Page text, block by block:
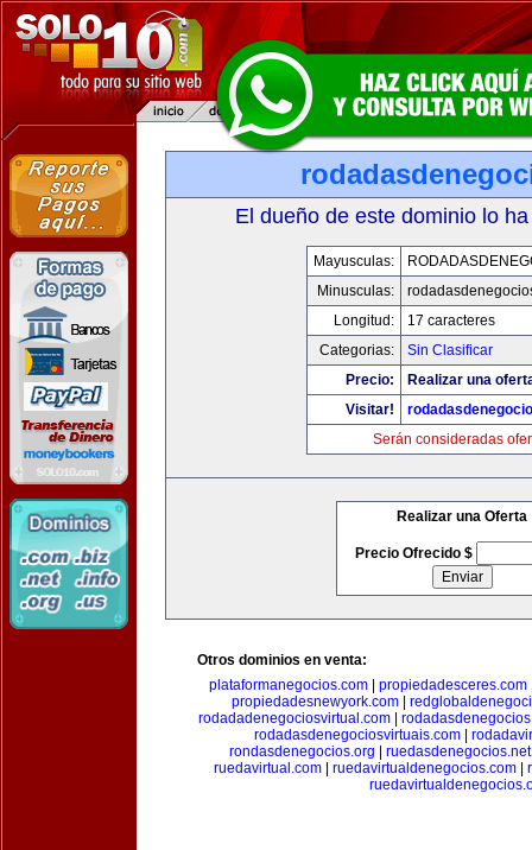
El dueño de este dominio lo
Mayusculas:
Minusculas:
Longitud:
17 caracteres
Categorias:
Sin Clasificar
Precio:
Realizar una
Visitar!
Serán consideradas
Realizar una Oferta
Precio Ofrecido $
Otros dominios en venta:
plataformanegocios.com
propiedadesceres.com
propiedadesnewyork.com|
rodadadenegociosvirtual.com|
rodadasdenegociosvirtuais.com|
rondasdenegocios.org
ruedasdenegocios.net
ruedavirtual.com| ruedavirtualdenegocios.com|